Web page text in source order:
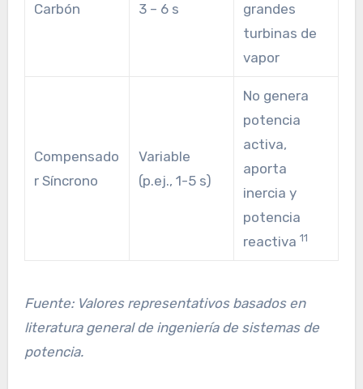
Carbón 3 – 6 s
grandes
turbinas de
vapor
Compensado
r Síncrono
Variable
(p.ej., 1-5 s)
No genera
potencia
activa,
aporta
inercia y
potencia
reactiva 11
Fuente: Valores representativos basados en
literatura general de ingeniería de sistemas de
potencia.